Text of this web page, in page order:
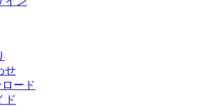
せ
ード
ド